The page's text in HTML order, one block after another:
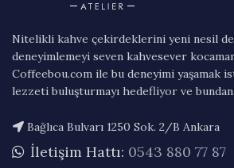
Nitelikli kahve çekirdeklerini yeni nesil
deneyimlemeyi seven kahvesever
Coffeebou.com ile bu deneyimi yaşamak
lezzeti buluşturmayı hedefliyor ve
Bağlıca Bulvarı 1250 Sok. 2/B Ankara
İletişim Hattı: 0543 880 77 87